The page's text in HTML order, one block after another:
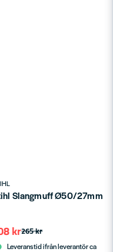
& PMF250)
Slangmuff Ø50/27mm
265 kr
kr
Leveranstid ifrån leverantör ca